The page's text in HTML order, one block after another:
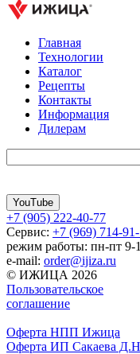
Главная
Технологии
Каталог
Рецепты
Контакты
Информация
Дилерам
YouTube
+7 (905) 222-40-77
Сервис: +7 (969) 714-
режим работы: пн-пт
e-mail: order@ijiza.ru
© ИЖИЦА 2026
Пользовательское
соглашение
Оферта НПП Ижица
Оферта ИП Сакаева